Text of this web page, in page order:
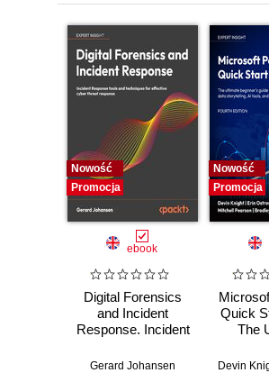
Nowość
Promocja
ebook
Digital Forensics
and Incident
Response. Incident
and techniques for
Gerard Johansen
Nowość
Promocja
Quick
The
to
Devin